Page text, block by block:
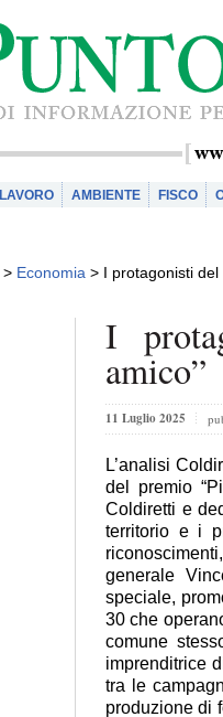
LAVORO AMBIENTE FISCO
> Economia > I protagonisti del
I
amico”
11 Luglio 2025
L’analisi
del premio
Coldiretti e
territorio e i
generale
speciale,
30 che
comune
imprenditrice
tra le
produzione di